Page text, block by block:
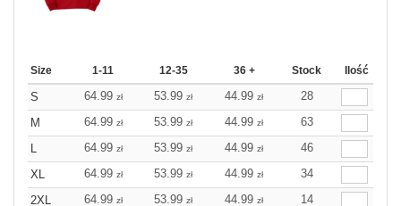
Size 1-11 12-35 36 + Stock Ilość
S 64.99 zł 53.99 zł 44.99 zł
28
M
64.99 zł 53.99 zł 44.99 zł
63
L
64.99 zł 53.99 zł 44.99 zł
46
XL
64.99 zł 53.99 zł 44.99 zł
34
2XL
64.99 zł 53.99 zł 44.99 zł 14